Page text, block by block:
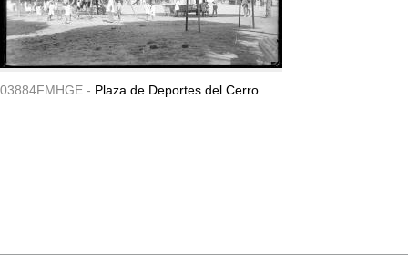
03884FMHGE - Plaza de Deportes del Cerro.